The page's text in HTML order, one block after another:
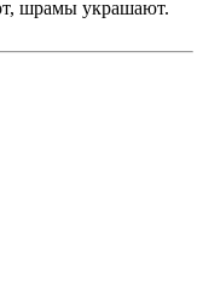
шрамы украшают.